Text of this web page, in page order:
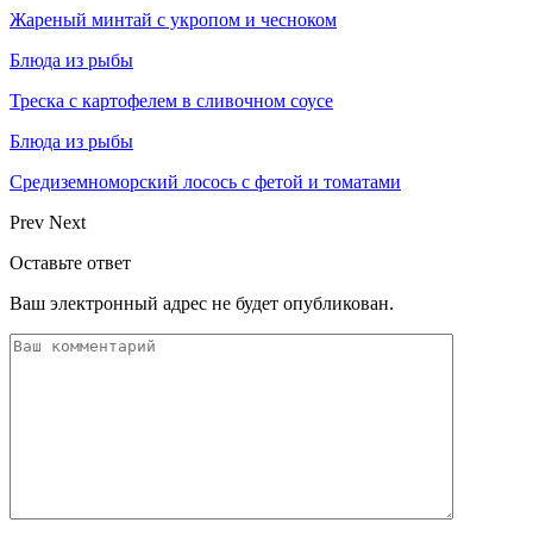
Жареный минтай с укропом и чесноком
Блюда из рыбы
Треска с картофелем в сливочном соусе
Блюда из рыбы
Средиземноморский лосось с фетой и томатами
Prev Next
Оставьте ответ
Ваш электронный адрес не будет опубликован.